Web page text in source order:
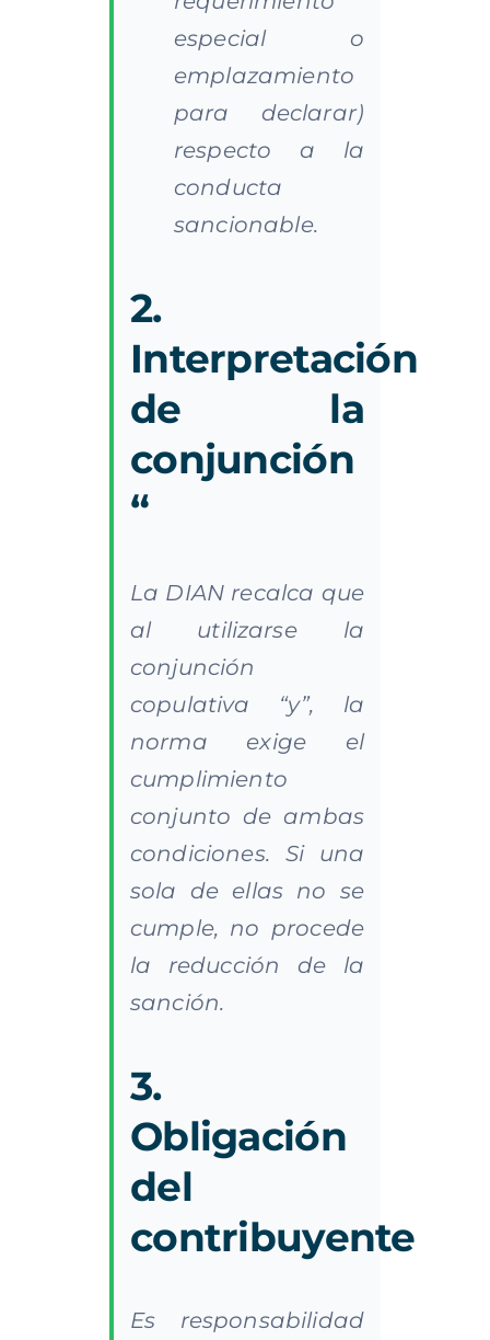
especial o
emplazamiento
para declarar)
respecto a la
conducta
sancionable.
2.
Interpretación
de la
conjunción
“
La DIAN recalca que
al utilizarse la
conjunción
copulativa “y”, la
norma exige el
cumplimiento
conjunto de ambas
condiciones. Si una
sola de ellas no se
cumple, no procede
la reducción de la
sanción.
3.
Obligación
del
contribuyente
Es responsabilidad